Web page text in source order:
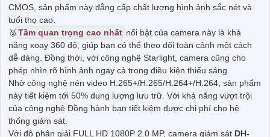
CMOS, sản phẩm này đẳng cấp chất lượng hình ảnh sắc nét và
tuổi thọ cao.
🥈️Tầm quan trọng cao nhất nổi bật của camera này là khả
năng xoay 360 độ, giúp bạn có thể theo dõi toàn cảnh một cách
dễ dàng. Đồng thời, với công nghệ Starlight, camera cũng cho
phép nhìn rõ hình ảnh ngay cả trong điều kiện thiếu sáng.
Nhờ công nghệ nén video H.265+/H.265/H.264+/H.264, sản phẩm
này tiết kiệm tới 50% dung lượng lưu trữ. Với khả năng vượt trội
của công nghệ Đồng hành bạn tiết kiệm được chi phí cho hệ
thống giám sát.
Với độ phân giải FULL HD 1080P 2.0 MP, camera giám sát DH-